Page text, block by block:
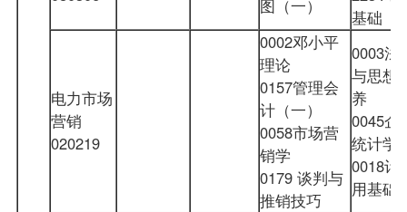
图（一）
基础
电力市场
营销
020219
0002邓小平
理论
0157管理会
计（一）
0058市场营
销学
0179 谈判与
推销技巧
0003法
与思想
养
0045企
统计学
0018计
用基